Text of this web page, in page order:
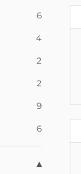
6
4
2
2
9
6
▾